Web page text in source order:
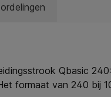
Qbasic
formaat van 240 bij